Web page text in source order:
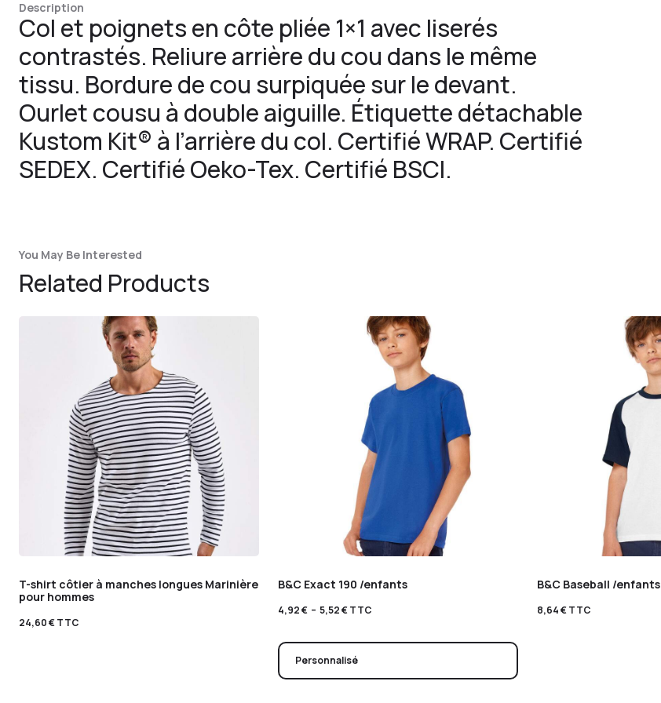
Description
Col et poignets en côte pliée 1×1 avec liserés
contrastés. Reliure arrière du cou dans le même
tissu. Bordure de cou surpiquée sur le devant.
Ourlet cousu à double aiguille. Étiquette détachable
Kustom Kit® à l’arrière du col. Certifié WRAP. Certifié
SEDEX. Certifié Oeko-Tex. Certifié BSCI.
You May Be Interested
Related Products
T-shirt côtier à manches longues Marinière
pour hommes
24,60€TTC
B&C Exact 190 /enfants
4,92€ – 5,52€TTC
Personnalisé
B&C Baseball /enfants
8,64€TTC